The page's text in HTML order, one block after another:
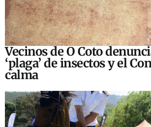
Vecinos de O Coto
‘plaga’ de insectos y el
calma